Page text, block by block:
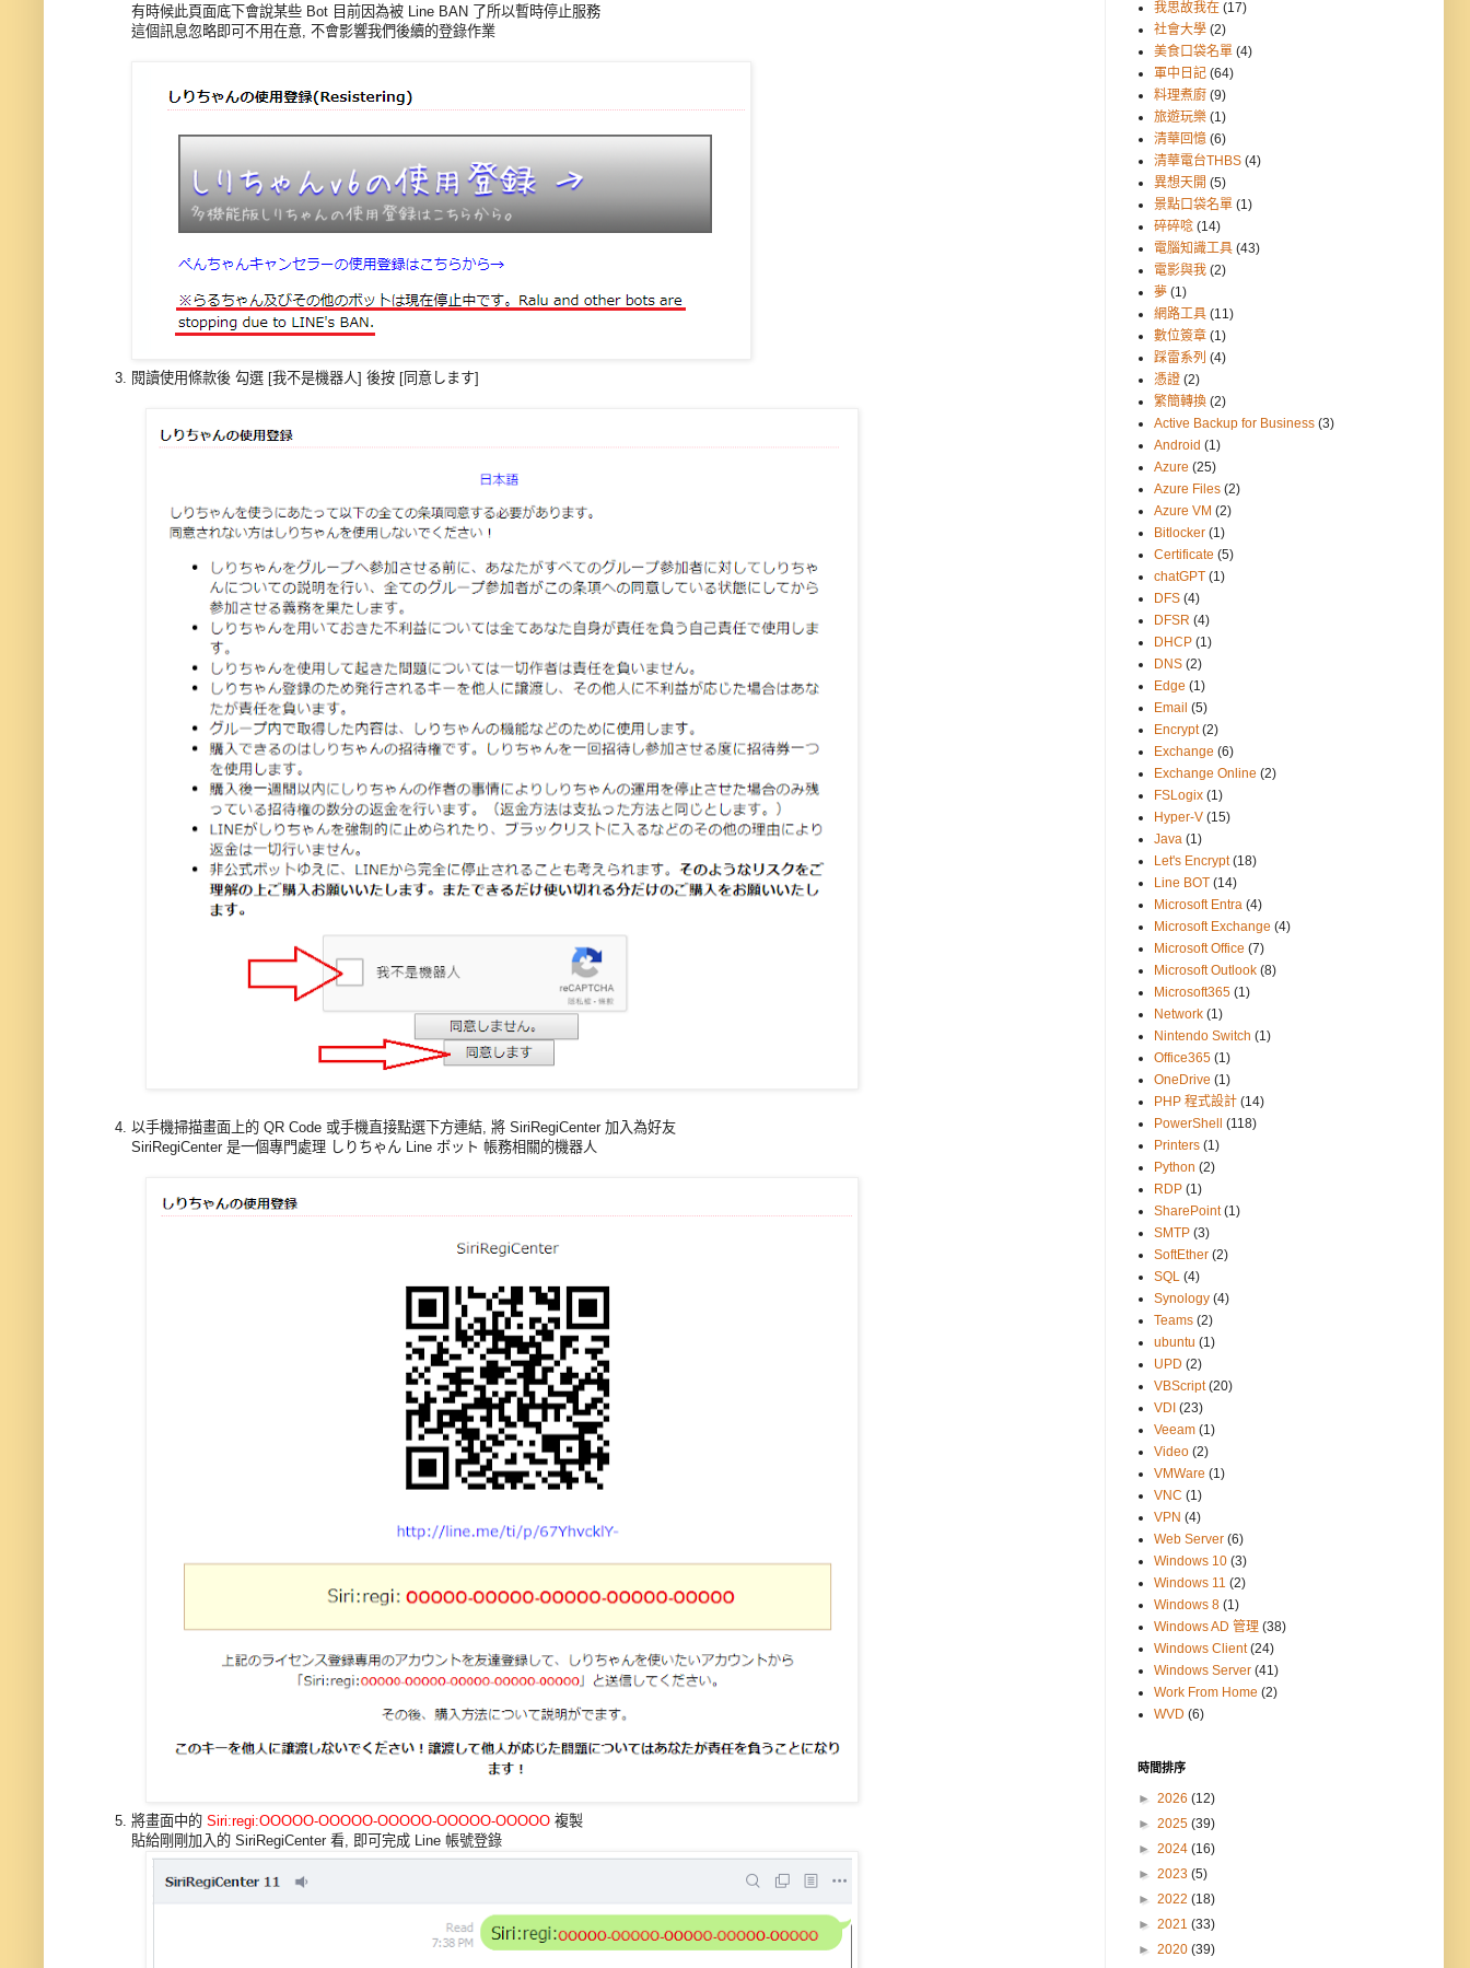
有時候此頁面底下會說某些 Bot 目前因為被 Line BAN 了所以暫時停止服務
這個訊息忽略即可不用在意, 不會影響我們後續的登錄作業
閱讀使用條款後 勾選 [我不是機器人] 後按 [同意します]
以手機掃描畫面上的 QR Code 或手機直接點選下方連結, 將 SiriRegiCenter 加入為好友
SiriRegiCenter 是一個專門處理 しりちゃん Line ボット 帳務相關的機器人
將畫面中的 Siri:regi:OOOOO-OOOOO-OOOOO-OOOOO-OOOOO 複製
貼給剛剛加入的 SiriRegiCenter 看, 即可完成 Line 帳號登錄
我思故我在 (17)
社會大學 (2)
美食口袋名單 (4)
軍中日記 (64)
料理煮廚 (9)
旅遊玩樂 (1)
清華回憶 (6)
清華電台THBS (4)
異想天開 (5)
景點口袋名單 (1)
碎碎唸 (14)
電腦知識工具 (43)
電影與我 (2)
夢 (1)
網路工具 (11)
數位簽章 (1)
踩雷系列 (4)
憑證 (2)
繁簡轉換 (2)
Active Backup for Business (3)
Android (1)
Azure (25)
Azure Files (2)
Azure VM (2)
Bitlocker (1)
Certificate (5)
chatGPT (1)
DFS (4)
DFSR (4)
DHCP (1)
DNS (2)
Edge (1)
Email (5)
Encrypt (2)
Exchange (6)
Exchange Online (2)
FSLogix (1)
Hyper-V (15)
Java (1)
Let's Encrypt (18)
Line BOT (14)
Microsoft Entra (4)
Microsoft Exchange (4)
Microsoft Office (7)
Microsoft Outlook (8)
Microsoft365 (1)
Network (1)
Nintendo Switch (1)
Office365 (1)
OneDrive (1)
PHP 程式設計 (14)
PowerShell
(118)
Printers (1)
Python (2)
RDP (1)
SharePoint (1)
SMTP (3)
SoftEther (2)
SQL (4)
Synology (4)
Teams (2)
ubuntu (1)
UPD (2)
VBScript (20)
VDI (23)
Veeam (1)
Video (2)
VMWare (1)
VNC (1)
VPN (4)
Web Server (6)
Windows 10 (3)
Windows 11 (2)
Windows 8 (1)
Windows AD 管理 (38)
Windows Client (24)
Windows Server (41)
Work From Home (2)
WVD (6)
時間排序
► 2026 (12)
► 2025 (39)
► 2024 (16)
► 2023 (5)
► 2022 (18)
► 2021 (33)
► 2020 (39)